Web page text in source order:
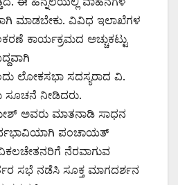
ಮಾಡಬೇಕು. ವಿವಿಧ ಇಲಾಖೆಗಳ
ಕಾರ್ಯಕ್ರಮದ ಅಚ್ಚುಕಟ್ಟು
ಲೋಕಸಭಾ ಸದಸ್ಯರಾದ ವಿ.
ಸೂಚನೆ ನೀಡಿದರು.
ಅವರು ಮಾತನಾಡಿ ಸಾಧನ
ಪಂಚಾಯತ್
ನೆರವಾಗುವ
ಸಭೆ ನಡೆಸಿ ಸೂಕ್ತ ಮಾಗದರ್ಶನ